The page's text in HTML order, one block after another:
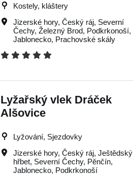
Kostely, kláštery
Jizerské hory,Český ráj, Severní
Čechy,Železný Brod, Podkrkonoší,
Jablonecko, Prachovské skály
Lyžařský vlek Dráček
Alšovice
Lyžování, Sjezdovky
Jizerské hory,Český ráj,Ještědský
hřbet, Severní Čechy, Pěnčín,
Jablonecko, Podkrkonoší